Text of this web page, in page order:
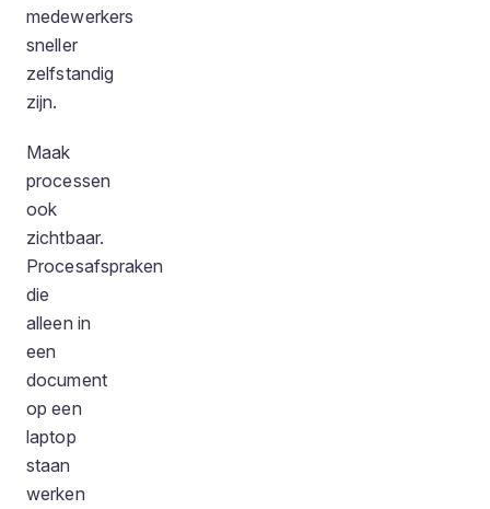
medewerkers
sneller
zelfstandig
zijn.
Maak
processen
ook
zichtbaar.
Procesafspraken
die
alleen in
een
document
op een
laptop
staan
werken